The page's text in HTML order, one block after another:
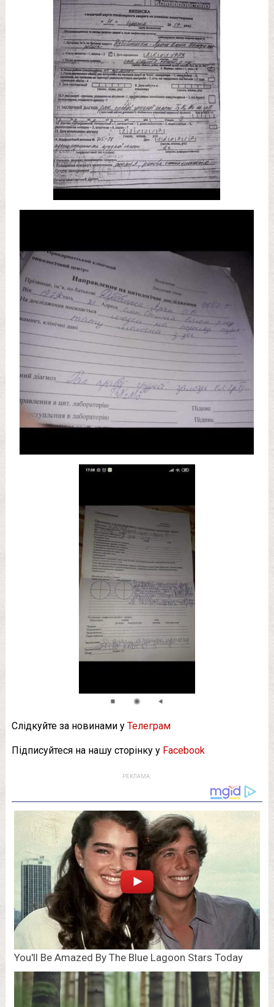
Слідкуйте за новинами у Телеграм
Підписуйтеся на нашу сторінку у Facebook
РЕКЛАМА: